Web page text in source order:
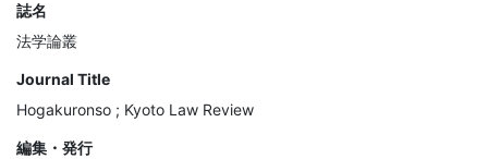
誌名
法学論叢
Journal Title
Hogakuronso ; Kyoto Law Review
編集・発行